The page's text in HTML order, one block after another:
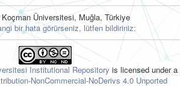
Koçman Üniversitesi, Muğla, Türkiye
bir hata görürseniz, lütfen bildiriniz:
Institutional Repository is licensed under a
NonCommercial-NoDerivs 4.0 Unported